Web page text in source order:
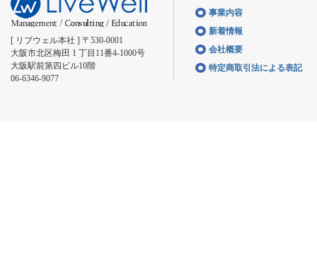
[ リブウェル本社 ] 〒530-0001
大阪市北区梅田 1 丁目11番4-1000号
大阪駅前第四ビル10階
06-6346-9077
事業内容
新着情報
会社概要
特定商取引法による表記